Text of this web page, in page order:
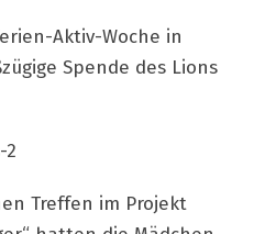
Aktiv-Woche in
Spende des Lions
Treffen im Projekt